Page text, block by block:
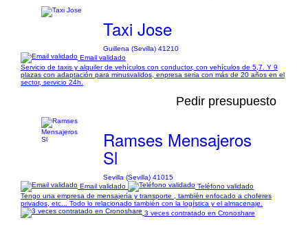
Taxi Jose
Guillena (Sevilla) 41210
Email validado
Servicio de taxis y alquiler de vehículos con conductor, con vehículos de 5,7. Y 9
plazas con adaptación para minusvalidos, enpresa seria con más de 20 años en el
sector, servicio 24h.
Pedir presupuesto
Ramses Mensajeros
Sl
Sevilla (Sevilla) 41015
Email validado
Teléfono validado
Tengo una empresa de mensajería y transporte , también enfocado a choferes
privados, etc... Todo lo relacionado también con la logística y el almacenaje.
3 veces contratado en Cronoshare